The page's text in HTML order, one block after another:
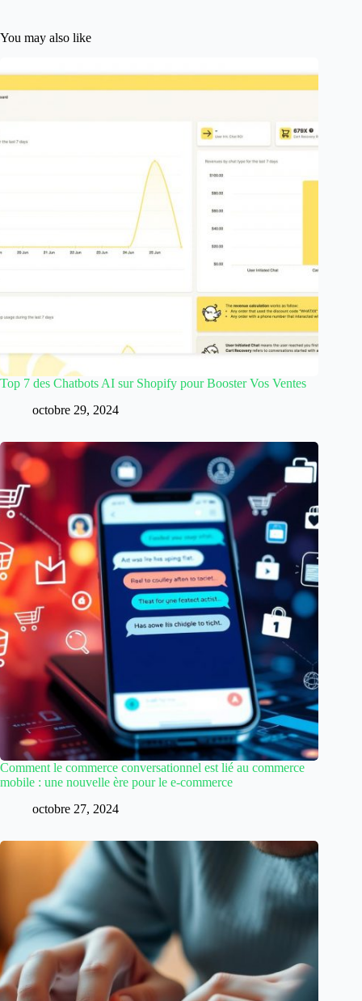
You may also like
Top 7 des Chatbots AI sur Shopify pour Booster Vos Ventes
octobre 29, 2024
Comment le commerce conversationnel est lié au commerce
mobile : une nouvelle ère pour le e-commerce
octobre 27, 2024